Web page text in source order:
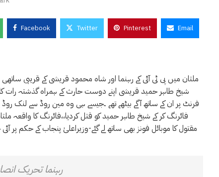
Facebook Twitter Pinterest Email
ملتان میں پی ٹی آئی کے رہنما اور شاہ محمود قریشی کے قریبی
شیخ طاہر حمید قریشی اپنے دوست حارث کے ہمراہ گذشتہ رات
فرنٹ پر ان کے ساتھ آگے بیٹھے تھے ۔جیسے ہی وہ مین روڈ سے لنک روڈ
فائرنگ کر کے شیخ طاہر حمید کو قتل کردیا،،فائرنگ کا واقعہ
مقتول کا موبائل فونز بھی ساتھ لے گئے-وزیراعلیٰ پنجاب کے حکم پر
رہنما تحریک